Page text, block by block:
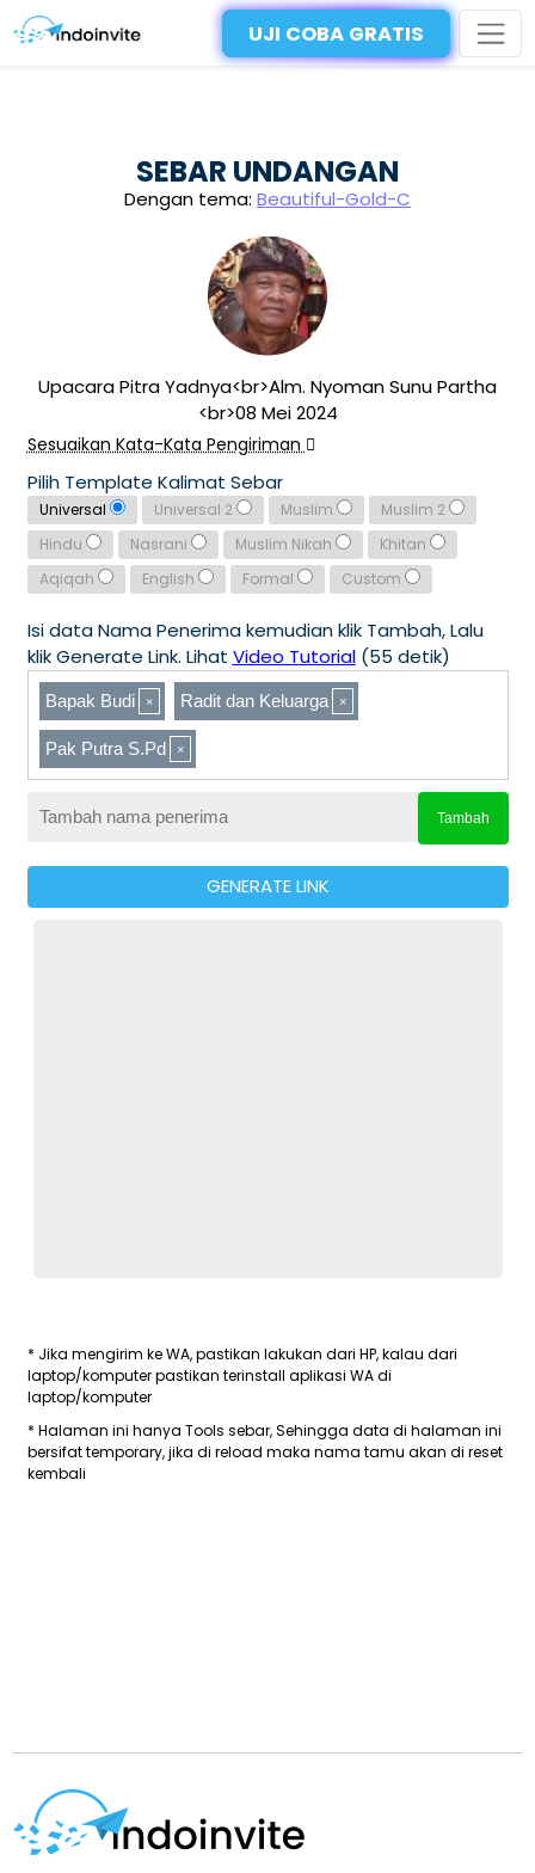
UJI COBA GRATIS
SEBAR UNDANGAN
Dengan tema: Beautiful-Gold-C
Upacara Pitra Yadnya<br>Alm. Nyoman Sunu Partha
<br>08 Mei 2024
Sesuaikan Kata-Kata Pengiriman
Pilih Template Kalimat Sebar
Universal Universal 2 Muslim
Muslim 2
Hindu
Nasrani Muslim Nikah
Khitan
Aqiqah
English Formal Custom
Isi data Nama Penerima kemudian klik Tambah, Lalu
klik Generate Link. Lihat Video Tutorial(55 detik)
Bapak Budi Radit dan Keluarga
Pak Putra S.Pd
Tambah
GENERATE LINK
* Jika mengirim ke WA, pastikan lakukan dari HP, kalau dari
laptop/komputer pastikan terinstall aplikasi WA di
laptop/komputer
* Halaman ini hanya Tools sebar, Sehingga data di halaman ini
bersifat temporary, jika di reload maka nama tamu akan di reset
kembali